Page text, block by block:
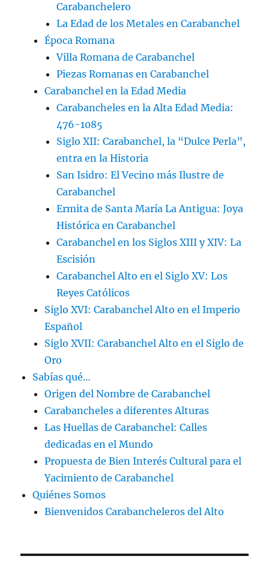
Carabanchelero
La Edad de los Metales en Carabanchel
Época Romana
Villa Romana de Carabanchel
Piezas Romanas en Carabanchel
Carabanchel en la Edad Media
Carabancheles en la Alta Edad Media:
476-1085
Siglo XII: Carabanchel, la “Dulce Perla”,
entra en la Historia
San Isidro: El Vecino más Ilustre de
Carabanchel
Ermita de Santa María La Antigua: Joya
Histórica en Carabanchel
Carabanchel en los Siglos XIII y XIV: La
Escisión
Carabanchel Alto en el Siglo XV: Los
Reyes Católicos
Siglo XVI: Carabanchel Alto en el Imperio
Español
Siglo XVII: Carabanchel Alto en el Siglo de
Oro
Sabías qué…
Origen del Nombre de Carabanchel
Carabancheles a diferentes Alturas
Las Huellas de Carabanchel: Calles
dedicadas en el Mundo
Propuesta de Bien Interés Cultural para el
Yacimiento de Carabanchel
Quiénes Somos
Bienvenidos Carabancheleros del Alto